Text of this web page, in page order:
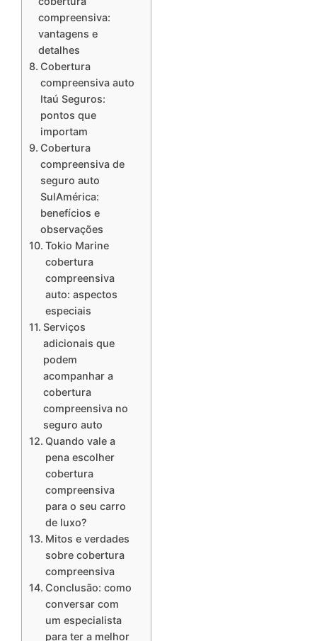
compreensiva:
vantagens e
detalhes
Cobertura
compreensiva auto
Itaú Seguros:
pontos que
importam
Cobertura
compreensiva de
seguro auto
SulAmérica:
benefícios e
observações
Tokio Marine
cobertura
compreensiva
auto: aspectos
especiais
Serviços
adicionais que
podem
acompanhar a
cobertura
compreensiva no
seguro auto
Quando vale a
pena escolher
cobertura
compreensiva
para o seu carro
de luxo?
Mitos e verdades
sobre cobertura
compreensiva
Conclusão: como
conversar com
um especialista
para ter a melhor